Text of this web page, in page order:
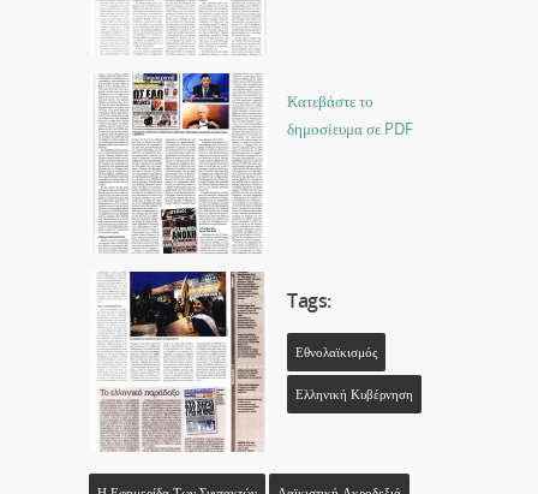
Κατεβάστε το
δημοσίευμα σε PDF
Tags:
Εθνολαϊκισμός
Ελληνική Κυβέρνηση